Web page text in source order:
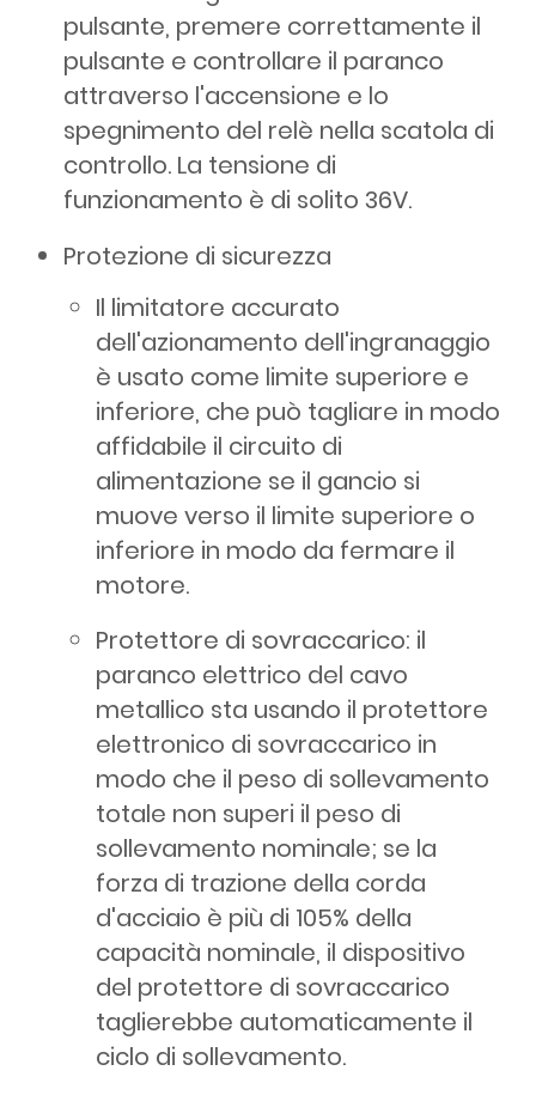
pulsante, premere correttamente il
pulsante e controllare il paranco
attraverso l'accensione e lo
spegnimento del relè nella scatola di
controllo. La tensione di
funzionamento è di solito 36V.
Protezione di sicurezza
Il limitatore accurato
dell'azionamento dell'ingranaggio
è usato come limite superiore e
inferiore, che può tagliare in modo
affidabile il circuito di
alimentazione se il gancio si
muove verso il limite superiore o
inferiore in modo da fermare il
motore.
Protettore di sovraccarico: il
paranco elettrico del cavo
metallico sta usando il protettore
elettronico di sovraccarico in
modo che il peso di sollevamento
totale non superi il peso di
sollevamento nominale; se la
forza di trazione della corda
d'acciaio è più di 105% della
capacità nominale, il dispositivo
del protettore di sovraccarico
taglierebbe automaticamente il
ciclo di sollevamento.